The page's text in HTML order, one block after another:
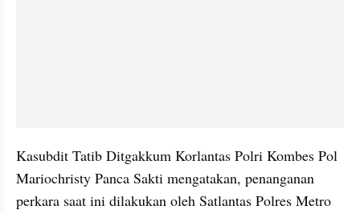
Kasubdit Tatib Ditgakkum Korlantas Polri Kombes Pol
Mariochristy Panca Sakti mengatakan, penanganan
perkara saat ini dilakukan oleh Satlantas Polres Metro